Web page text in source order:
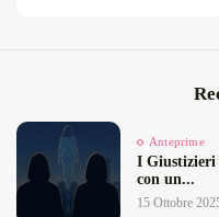
Anteprime
I Giustizieri
con un...
15 Ottobre